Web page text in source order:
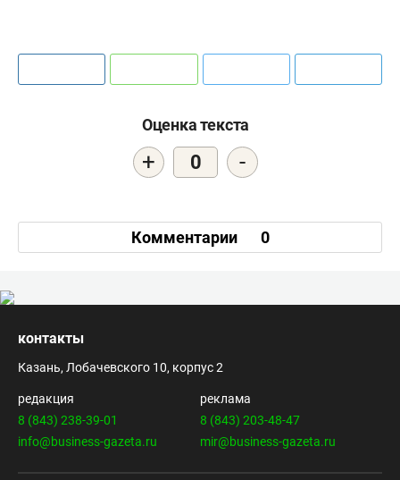
Оценка текста
+ 0 -
Комментарии 0
контакты
Казань, Лобачевского 10, корпус 2
редакция
8 (843) 238-39-01
info@business-gazeta.ru
реклама
8 (843) 203-48-47
mir@business-gazeta.ru